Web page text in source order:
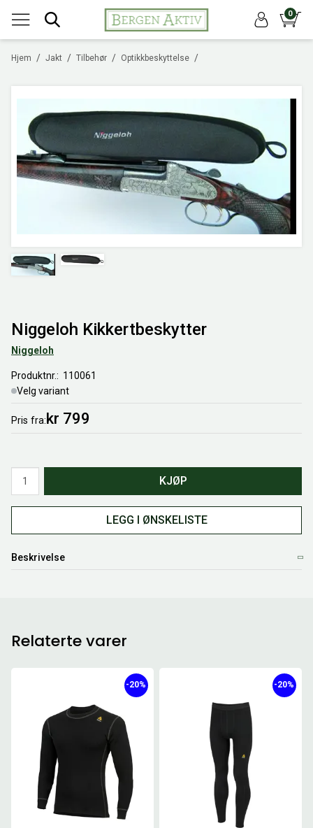
0
/
Hjem /
Jakt /
Tilbehør /
Optikkbeskyttelse
Niggeloh Kikkertbeskytter
Niggeloh
Produktnr.
110061
Velg variant
Pris fra kr 799
KJØP
LEGG I ØNSKELISTE
Beskrivelse
Relaterte varer
-20% -20%